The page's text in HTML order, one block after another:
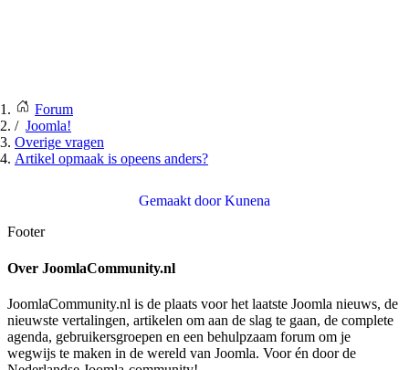
Forum
Joomla!
Overige vragen
Artikel opmaak is opeens anders?
Gemaakt doorKunena
Footer
Over JoomlaCommunity.nl
JoomlaCommunity.nl is de plaats voor het laatste Joomla nieuws, de
nieuwste vertalingen, artikelen om aan de slag te gaan, de complete
agenda, gebruikersgroepen en een behulpzaam forum om je
wegwijs te maken in de wereld van Joomla. Voor én door de